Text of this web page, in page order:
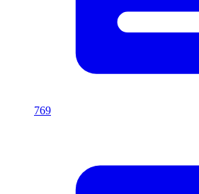
769